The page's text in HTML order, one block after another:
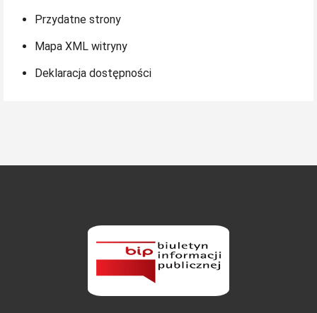
Przydatne strony
Mapa XML witryny
Deklaracja dostępności